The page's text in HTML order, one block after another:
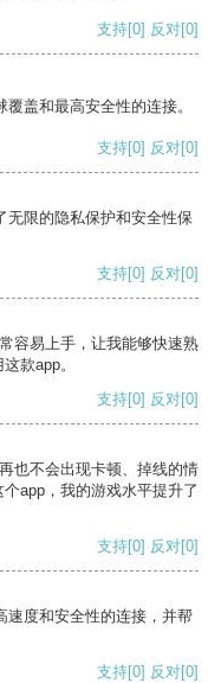
支持[0] 反对[0]
盖和最高安全性的连接。
支持[0] 反对[0]
无限的隐私保护和安全性保
支持[0] 反对[0]
容易上手，让我能够快速熟
款app。
支持[0] 反对[0]
也不会出现卡顿、掉线的情
app，我的游戏水平提升了
支持[0] 反对[0]
速度和安全性的连接，并帮
支持[0] 反对[0]